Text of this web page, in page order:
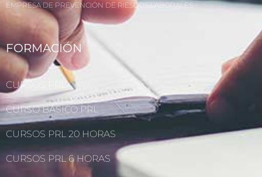
EMPRESA DE PREVENCIÓN DE RIESGOS LABORALES
FORMACIÓN
CURSOS PRL
CURSO BÁSICO PRL
CURSOS PRL 20 HORAS
CURSOS PRL 6 HORAS